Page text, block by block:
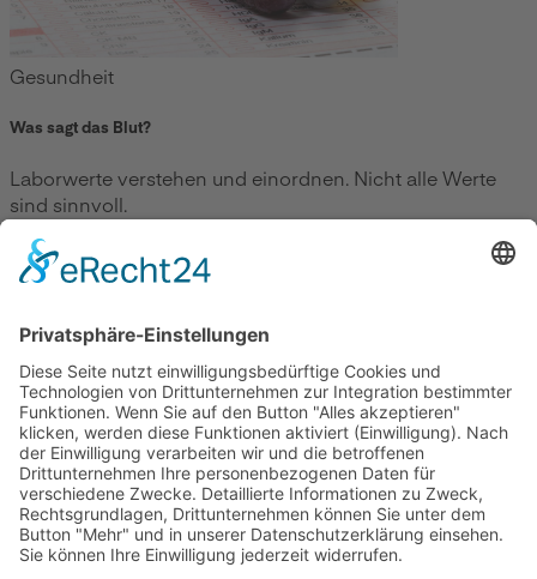
Gesundheit
Was sagt das Blut?
Laborwerte verstehen und einordnen. Nicht alle Werte
sind sinnvoll.
Zum Beitrag
Gesundheit